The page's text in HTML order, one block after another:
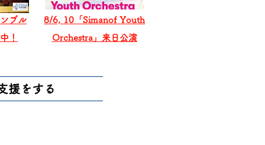
ブル
！
8/6, 10「Simanof Youth
Orchestra」来日公演
援をする